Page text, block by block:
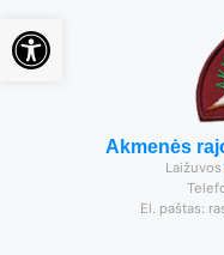
Akmenės
El. paštas:
Open toolbar